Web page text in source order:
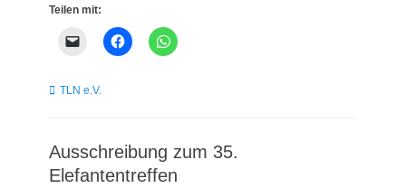
Teilen mit:
Kategorien
TLN e.V.
Ausschreibung zum 35.
Elefantentreffen